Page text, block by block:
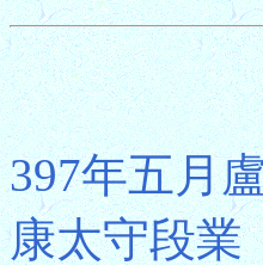
397年五月
康太守段業